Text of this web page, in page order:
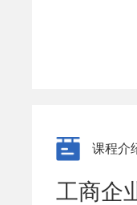
课程介
工商企